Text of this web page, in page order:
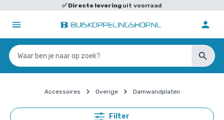
✅Directe levering uit voorraad
Accessoires Overige Damwandplaten
Filter